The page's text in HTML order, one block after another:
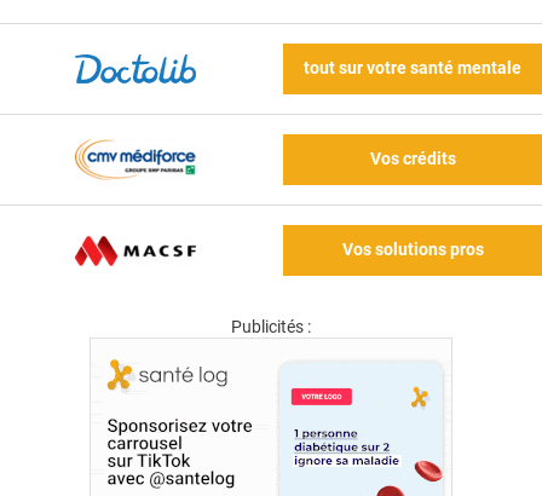
tout sur votre santé mentale
Vos crédits
Vos solutions pros
Publicités :